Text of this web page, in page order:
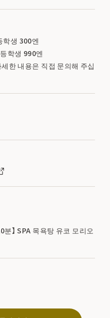
학생 300엔
학생 990엔
한 내용은 직접 문의해 주십
】 SPA 목욕탕 유코 모리오